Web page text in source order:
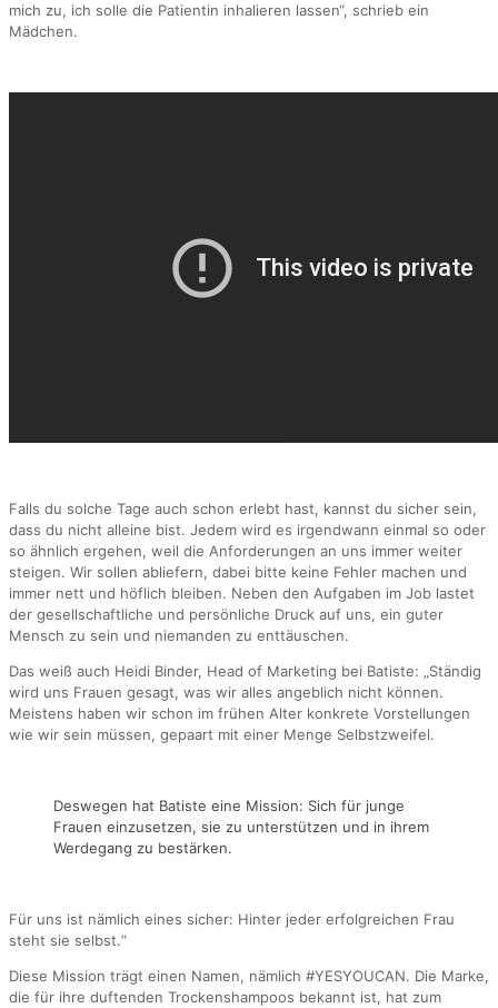
mich zu, ich solle die Patientin inhalieren lassen“, schrieb ein
Mädchen.
Falls du solche Tage auch schon erlebt hast, kannst du sicher sein,
dass du nicht alleine bist. Jedem wird es irgendwann einmal so oder
so ähnlich ergehen, weil die Anforderungen an uns immer weiter
steigen. Wir sollen abliefern, dabei bitte keine Fehler machen und
immer nett und höflich bleiben. Neben den Aufgaben im Job lastet
der gesellschaftliche und persönliche Druck auf uns, ein guter
Mensch zu sein und niemanden zu enttäuschen.
Das weiß auch Heidi Binder, Head of Marketing bei Batiste: „Ständig
wird uns Frauen gesagt, was wir alles angeblich nicht können.
Meistens haben wir schon im frühen Alter konkrete Vorstellungen
wie wir sein müssen, gepaart mit einer Menge Selbstzweifel.
Deswegen hat Batiste eine Mission: Sich für junge
Frauen einzusetzen, sie zu unterstützen und in ihrem
Werdegang zu bestärken.
Für uns ist nämlich eines sicher: Hinter jeder erfolgreichen Frau
steht sie selbst.“
Diese Mission trägt einen Namen, nämlich #YESYOUCAN. Die Marke,
die für ihre duftenden Trockenshampoos bekannt ist, hat zum